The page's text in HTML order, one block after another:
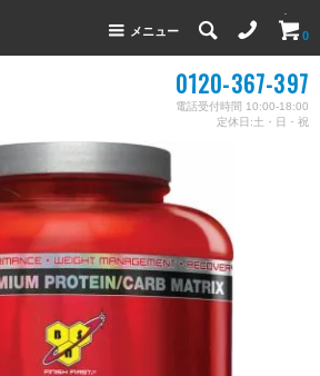
メニュー 0
0120-367-397
電話受付時間 10:00-18:00
定休日:土・日・祝